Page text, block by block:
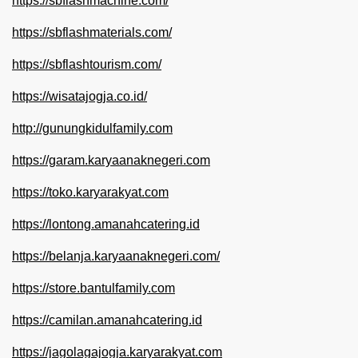
https://sbflashmaterials.com/
https://sbflashtourism.com/
https://wisatajogja.co.id/
http://gunungkidulfamily.com
https://garam.karyaanaknegeri.com
https://toko.karyarakyat.com
https://lontong.amanahcatering.id
https://belanja.karyaanaknegeri.com/
https://store.bantulfamily.com
https://camilan.amanahcatering.id
https://jagolagajogja.karyarakyat.com